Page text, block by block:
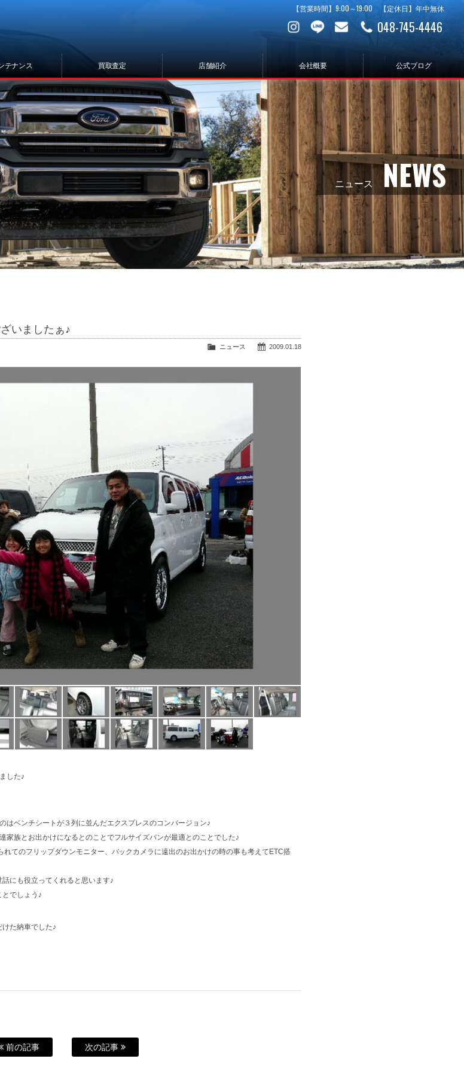
【営業時間】9:00～19:00 【定休日】年中無休
048-745-4446
テナンス 買取査定 店舗紹介 会社概要 公式ブログ
ニュース NEWS
いましたぁ♪
2009.01.18
ニュース
した♪
はベンチシートが３列に並んだエクスプレスのコンバージョン♪
家族とお出かけになるとのことでフルサイズバンが最適とのことでした♪
てのフリップダウンモニター、バックカメラに遠出のお出かけの時の事も考えてETC搭
にも役立ってくれると思います♪
でしょう♪
た納車でした♪
前の記事 次の記事